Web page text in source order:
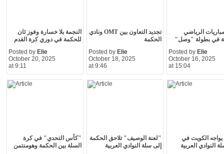
النجمة بلا خسارة وفوز ثان
للحكمة في دوري كرة القدم
Posted by Elie
October 20, 2025
at 9:11
تجديد التعاون بين OMT ونادي
الحكمة
Posted by Elie
October 18, 2025
at 9:46
الرياضي
في بطولة "وصل"
Posted by Elie
October 16, 2025
at 15:04
"كأس التحدي" في كرة
السلة بين الحكمة وهومنتمن
"لعنة الوصيف" تلاحق الحكمة
إلى سلة النوادي العربية
يواجه الكويت في
النوادي العربية